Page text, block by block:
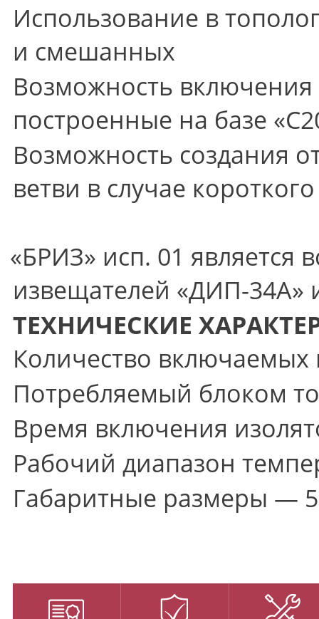
Использование в
и смешанных
Возможность
построенные на базе
Возможность создания
ветви в случае
«БРИЗ» исп. 01 является
извещателей «ДИП-34А»
ТЕХНИЧЕСКИЕ
Количество
Потребляемый блоком
Время включения
Рабочий диапазон
Габаритные размеры —